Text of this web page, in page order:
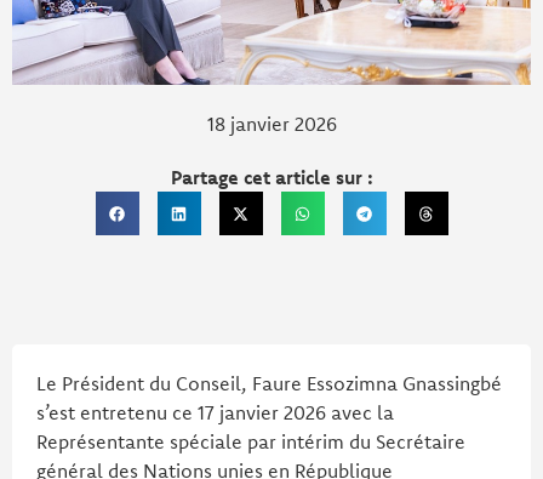
18 janvier 2026
Partage cet article sur :
Le Président du Conseil, Faure Essozimna Gnassingbé
s’est entretenu ce 17 janvier 2026 avec la
Représentante spéciale par intérim du Secrétaire
général des Nations unies en République